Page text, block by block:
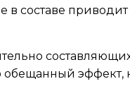
в составе приводит
обещанный эффект,